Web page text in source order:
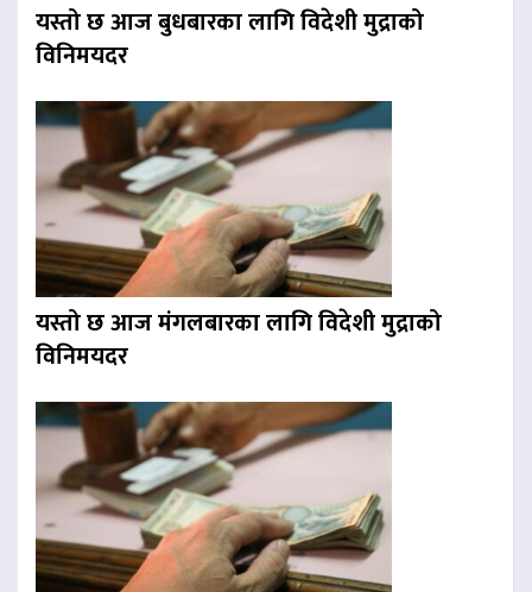
यस्तो छ आज बुधबारका लागि विदेशी मुद्राको
विनिमयदर
यस्तो छ आज मंगलबारका लागि विदेशी मुद्राको
विनिमयदर